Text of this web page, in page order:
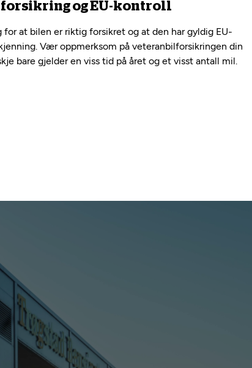
og EU-kontroll
for at bilen er riktig forsikret og at den har gyldig EU-
Vær oppmerksom på veteranbilforsikringen din
bare gjelder en viss tid på året og et visst antall mil.